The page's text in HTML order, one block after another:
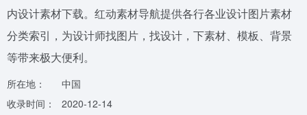
内设计素材下载。红动素材导航提供各行各业设计图片素材
分类索引，为设计师找图片，找设计，下素材、模板、背景
等带来极大便利。
所在地：
中国
收录时间：
2020-12-14